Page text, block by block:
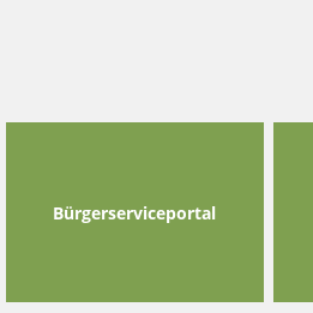
Bürgerserviceportal